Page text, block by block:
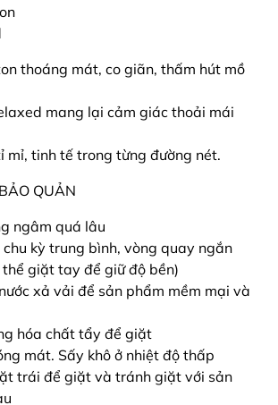
thoáng mát, co giãn, thấm hút mồ
mang lại cảm giác thoải mái
mỉ, tinh tế trong từng đường nét.
QUẢN
ngâm quá lâu
kỳ trung bình, vòng quay ngắn
thể giặt tay để giữ độ bền)
xả vải để sản phẩm mềm mại và
hóa chất tẩy để giặt
mát. Sấy khô ở nhiệt độ thấp
trái để giặt và tránh giặt với sản